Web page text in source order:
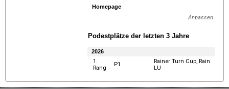
Homepage
Anpassen
Podestplätze der letzten 3 Jahre
2026
1.
Rang
P1
Rainer Turn Cup, Rain
LU